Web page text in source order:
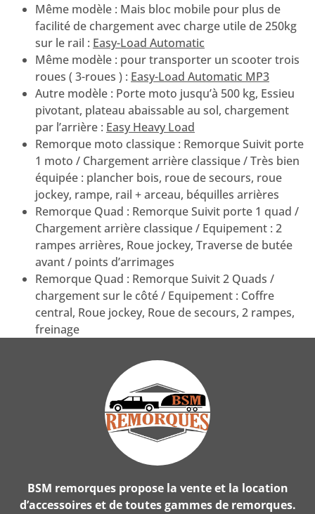
Même modèle : Mais bloc mobile pour plus de
facilité de chargement avec charge utile de 250kg
sur le rail : Easy-Load Automatic
Même modèle : pour transporter un scooter trois
roues ( 3-roues ) : Easy-Load Automatic MP3
Autre modèle : Porte moto jusqu’à 500 kg, Essieu
pivotant, plateau abaissable au sol, chargement
par l’arrière : Easy Heavy Load
Remorque moto classique : Remorque Suivit porte
1 moto / Chargement arrière classique / Très bien
équipée : plancher bois, roue de secours, roue
jockey, rampe, rail + arceau, béquilles arrières
Remorque Quad : Remorque Suivit porte 1 quad /
Chargement arrière classique / Equipement : 2
rampes arrières, Roue jockey, Traverse de butée
avant / points d’arrimages
Remorque Quad : Remorque Suivit 2 Quads /
chargement sur le côté / Equipement : Coffre
central, Roue jockey, Roue de secours, 2 rampes,
freinage
BSM remorques propose la vente et la location
d’accessoires et de toutes gammes de remorques.